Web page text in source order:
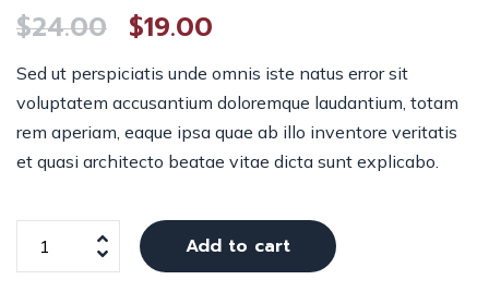
$24.00 $19.00
Sed ut perspiciatis unde omnis iste natus error sit
voluptatem accusantium doloremque laudantium, totam
rem aperiam, eaque ipsa quae ab illo inventore veritatis
et quasi architecto beatae vitae dicta sunt explicabo.
Add to cart